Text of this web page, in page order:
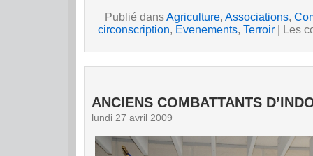
Publié dansAgriculture, Associations,
circonscription, Evenements, Terroir| Les
ANCIENS COMBATTANTS
lundi 27 avril 2009